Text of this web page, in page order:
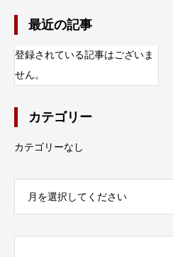
最近の記事
登録されている記事はございま
せん。
カテゴリー
カテゴリーなし
月を選択してください